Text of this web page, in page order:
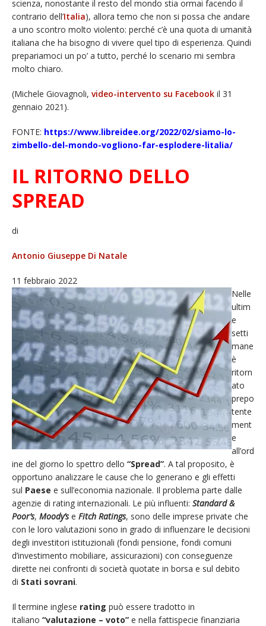
scienza, nonostante il resto del mondo stia ormai facendo il
contrario dell’Italia), allora temo che non si possa che andare
a uno scontro molto violento: perché c’è una quota di umanità
italiana che ha bisogno di vivere quel tipo di esperienza. Quindi
prepariamoci un po’ a tutto, perché lo scenario mi sembra
molto chiaro.
(Michele Giovagnoli, video-intervento su Facebook il 31
gennaio 2021).
FONTE: https://www.libreidee.org/2022/02/siamo-lo-
zimbello-del-mondo-vogliono-far-esplodere-litalia/
IL RITORNO DELLO
SPREAD
di
Antonio Giuseppe Di Natale
11 febbraio 2022
Nelle
ultim
e
setti
mane
è
ritorn
ato
prepo
tente
ment
e
all’ord
ine del giorno lo spettro dello “Spread”. A tal proposito, è
opportuno analizzare le cause che lo generano e gli effetti
sul Paese e sull’economia nazionale. Il problema parte dalle
agenzie di rating internazionali. Le più influenti: Standard &
Poor’s, Moody’se Fitch Ratings, sono delle imprese private che
con le loro valutazioni sono in grado di influenzare le decisioni
degli investitori istituzionali (fondi pensione, fondi comuni
d’investimento mobiliare, assicurazioni) con conseguenze
dirette nei confronti di società quotate in borsa e sul debito
di Stati sovrani.
Il termine inglese rating può essere tradotto in
italiano “valutazione – voto” e nella fattispecie finanziaria